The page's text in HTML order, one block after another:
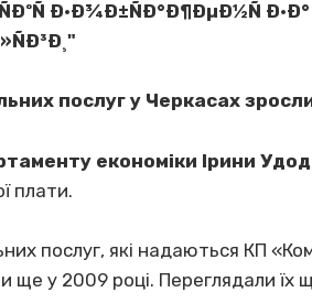
послуг у Черкасах
економіки Ірини Удод
плати.
послуг, які надаються КП
у 2009 році. Переглядали їх